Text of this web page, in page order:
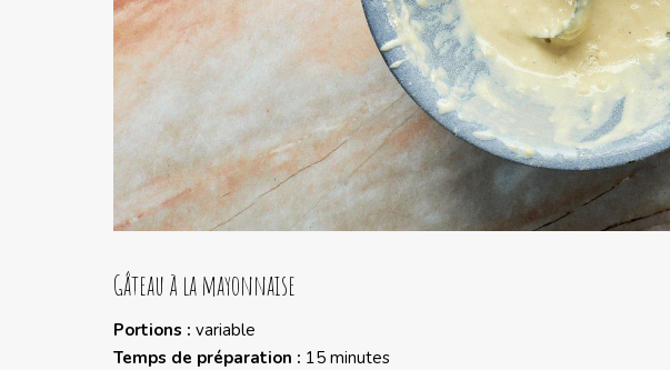
Gâteau à la mayonnaise
Portions : variable
Temps de préparation : 15 minutes